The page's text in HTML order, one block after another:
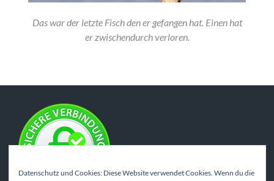
Das war der letzte Fisch den er gefangen hat. Einen hat
er zwischendurch verloren.
Datenschutz und Cookies: Diese Website verwendet Cookies. Wenn du die